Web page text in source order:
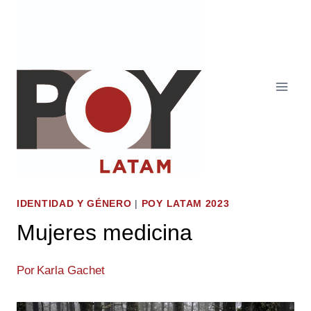
IDENTIDAD Y GÉNERO | POY LATAM 2023
Mujeres medicina
Por Karla Gachet